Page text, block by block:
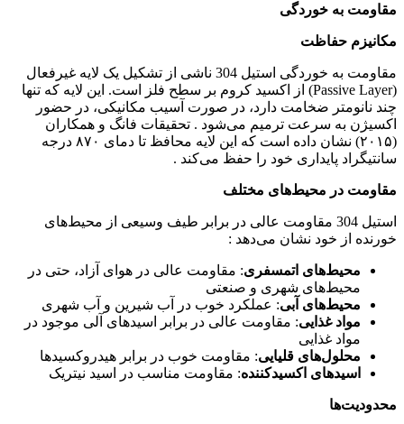
مقاومت به خوردگی
مکانیزم حفاظت
مقاومت به خوردگی استیل 304 ناشی از تشکیل یک لایه غیرفعال
(Passive Layer) از اکسید کروم بر سطح فلز است. این لایه که تنها
چند نانومتر ضخامت دارد، در صورت آسیب مکانیکی، در حضور
اکسیژن به سرعت ترمیم می‌شود . تحقیقات فانگ و همکاران
(۲۰۱۵) نشان داده است که این لایه محافظ تا دمای ۸۷۰ درجه
سانتیگراد پایداری خود را حفظ می‌کند .
مقاومت در محیط‌های مختلف
استیل 304 مقاومت عالی در برابر طیف وسیعی از محیط‌های
خورنده از خود نشان می‌دهد :
محیط‌های اتمسفری: مقاومت عالی در هوای آزاد، حتی در
محیط‌های شهری و صنعتی
محیط‌های آبی: عملکرد خوب در آب شیرین و آب شهری
مواد غذایی: مقاومت عالی در برابر اسیدهای آلی موجود در
مواد غذایی
محلول‌های قلیایی: مقاومت خوب در برابر هیدروکسیدها
اسیدهای اکسیدکننده: مقاومت مناسب در اسید نیتریک
محدودیت‌ها